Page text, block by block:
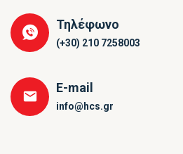
Τηλέφωνο
(+30) 210 7258003
E-mail
info@hcs.gr